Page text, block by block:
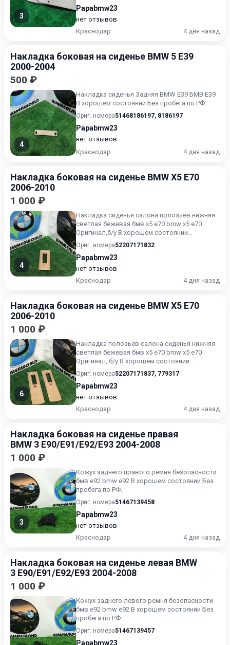
3
Papabmw23
нет отзывов
Краснодар
4 дня назад
Накладка боковая на сиденье BMW 5 E39
2000-2004
500 ₽
4
Накладка сиденья Задняя BMW E39 БМВ Е39
В хорошем состоянии Без пробега по РФ.
Ориг. номера51468186197, 8186197
Papabmw23
нет отзывов
Краснодар
4 дня назад
Накладка боковая на сиденье BMW X5 E70
2006-2010
1 000 ₽
4
Накладка сиденья салона полозьев нижняя
светлая бежевая бмв х5 е70 bmw x5 e70
Оригинал,б/у В хорошем состоянии
Крепления на месте Без пробег...
Ориг. номера52207171832
Papabmw23
нет отзывов
Краснодар
4 дня назад
Накладка боковая на сиденье BMW X5 E70
2006-2010
1 000 ₽
6
Накладка полозьев салона сиденья нижняя
светлая бежевая бмв х5 е70 bmw x5 e70
Оригинал, б/у В хорошем состоянии
Крепления на месте Без пробе...
Ориг. номера52207171837, 779317
Papabmw23
нет отзывов
Краснодар
4 дня назад
Накладка боковая на сиденье правая
BMW 3 E90/E91/E92/E93 2004-2008
1 000 ₽
3
Кожух заднего правого ремня безопасности
бмв е92 bmw e92 В хорошем состоянии Без
пробега по РФ.
Ориг. номера51467139458
Papabmw23
нет отзывов
Краснодар
4 дня назад
Накладка боковая на сиденье левая BMW
3 E90/E91/E92/E93 2004-2008
1 000 ₽
Кожух заднего левого ремня безопасности
бмв е92 bmw e92 В хорошем состоянии Без
пробега по РФ.
Ориг. номера51467139457
Papabmw23